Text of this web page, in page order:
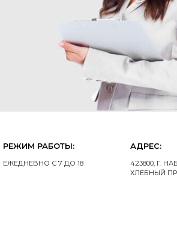
РЕЖИМ РАБОТЫ:
ЕЖЕДНЕВНО С 7 ДО 18
АДРЕС:
423800, Г.
ХЛЕБНЫЙ